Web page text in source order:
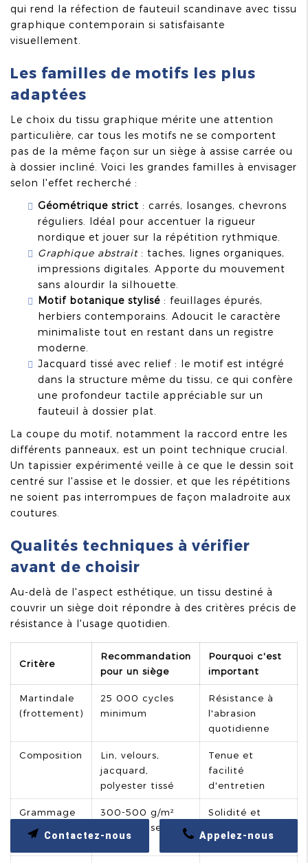
qui rend la réfection de fauteuil scandinave avec tissu
graphique contemporain si satisfaisante
visuellement.
Les familles de motifs les plus
adaptées
Le choix du tissu graphique mérite une attention
particulière, car tous les motifs ne se comportent
pas de la même façon sur un siège à assise carrée ou
à dossier incliné. Voici les grandes familles à envisager
selon l'effet recherché :
Géométrique strict : carrés, losanges, chevrons
réguliers. Idéal pour accentuer la rigueur
nordique et jouer sur la répétition rythmique.
Graphique abstrait: taches, lignes organiques,
impressions digitales. Apporte du mouvement
sans alourdir la silhouette.
Motif botanique stylisé : feuillages épurés,
herbiers contemporains. Adoucit le caractère
minimaliste tout en restant dans un registre
moderne.
Jacquard tissé avec relief : le motif est intégré
dans la structure même du tissu, ce qui confère
une profondeur tactile appréciable sur un
fauteuil à dossier plat.
La coupe du motif, notamment la raccord entre les
différents panneaux, est un point technique crucial.
Un tapissier expérimenté veille à ce que le dessin soit
centré sur l'assise et le dossier, et que les répétitions
ne soient pas interrompues de façon maladroite aux
coutures.
Qualités techniques à vérifier
avant de choisir
Au-delà de l'aspect esthétique, un tissu destiné à
couvrir un siège doit répondre à des critères précis de
résistance à l'usage quotidien.
Critère
Recommandation
pour un siège
Pourquoi c'est
important
Martindale
(frottement)
25 000 cycles
minimum
Résistance à
l'abrasion
quotidienne
Composition
Lin, velours,
jacquard,
polyester tissé
Tenue et
facilité
d'entretien
Grammage
300-500 g/m²
pour l'assise
Solidité et
tension
Appelez-nous
Contactez-nous